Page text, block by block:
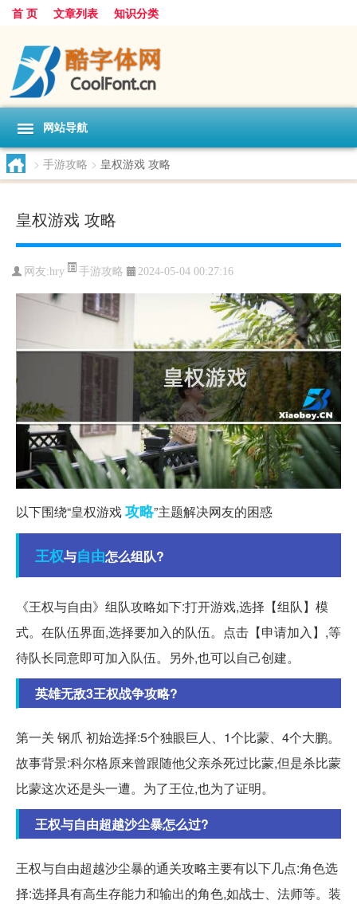
首 页 文章列表 知识分类
网站导航
> 手游攻略 > 皇权游戏 攻略
皇权游戏 攻略
网友:hry 手游攻略 2024-05-04 00:27:16
以下围绕“皇权游戏攻略”主题解决网友的困惑
王权与自由怎么组队?
《王权与自由》组队攻略如下:打开游戏,选择【组队】模
式。在队伍界面,选择要加入的队伍。点击【申请加入】,等
待队长同意即可加入队伍。另外,也可以自己创建。
英雄无敌3王权战争攻略?
第一关 钢爪 初始选择:5个独眼巨人、1个比蒙、4个大鹏。
故事背景:科尔格原来曾跟随他父亲杀死过比蒙,但是杀比蒙
比蒙这次还是头一遭。为了王位,也为了证明。
王权与自由超越沙尘暴怎么过?
王权与自由超越沙尘暴的通关攻略主要有以下几点:角色选
择:选择具有高生存能力和输出的角色,如战士、法师等。装